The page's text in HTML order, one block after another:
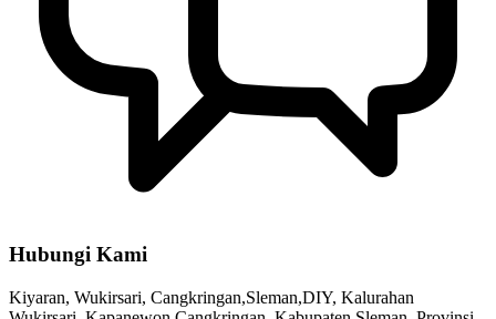
Hubungi Kami
Kiyaran, Wukirsari, Cangkringan,Sleman,DIY, Kalurahan